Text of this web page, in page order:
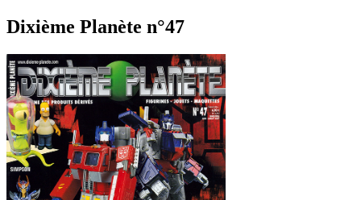
Dixième Planète n°47